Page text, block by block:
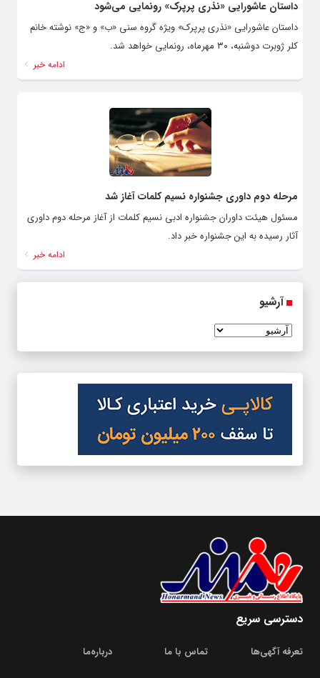
داستان عاشورایی «نذری پرپرک» رونمایی می‌شود
داستان عاشورایی «نذری پرپرک» ویژه گروه سنی «ب» و «ج» نوشته خانم
کلر ژوبرت دوشنبه، ۳۰ مهرماه، رونمایی خواهد شد.
ادامه خبر
مرحله دوم داوری جشنواره نسیم کلمات آغاز شد
مسئول هیئت داوران جشنواره ادبی نسیم کلمات از آغاز مرحله دوم داوری
آثار رسیده به این جشنواره خبر داد.
ادامه خبر
آرشیو
دسترسی سریع
تعرفه آگهی‌ها تماس با ما درباره‌‌ما